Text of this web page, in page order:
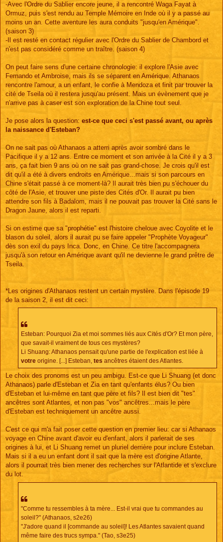
-Avec l'Ordre du Sablier encore jeune, il a rencontré Waga Fayat à
Ormuz, puis s'est rendu au Temple Mémoire en Inde où il y a passé au
moins un an. Cette aventure les aura conduits "jusqu'en Amérique".
(saison 3)
-Il est resté en contact régulier avec l'Ordre du Sablier de Chambord et
n'est pas considéré comme un traître. (saison 4)
On peut faire sens d'une certaine chronologie: il explore l'Asie avec
Fernando et Ambroise, mais ils se séparent en Amérique. Athanaos
rencontre l'amour, a un enfant, le confie à Mendoza et finit par trouver la
cité de Tseila où il restera jusqu'au présent. Mais un évènement que je
n'arrive pas à caser est son exploration de la Chine tout seul.
Je pose alors la question: est-ce que ceci s'est passé avant, ou après
la naissance d'Esteban?
On ne sait pas où Athanaos a atterri après avoir sombré dans le
Pacifique il y a 12 ans. Entre ce moment et son arrivée à la Cité il y a 3
ans, ça fait bien 9 ans où on ne sait pas grand-chose. Je crois qu'il est
dit qu'il a été à divers endroits en Amérique...mais si son parcours en
Chine s'était passé à ce moment-là? Il aurait très bien pu s'échouer du
côté de l'Asie, et trouver une piste des Cités d'Or. Il aurait pu bien
attendre son fils à Badalom, mais il ne pouvait pas trouver la Cité sans le
Dragon Jaune, alors il est reparti.
Si on estime que sa "prophétie" est l'histoire cheloue avec Coyolite et le
blason du soleil, alors il aurait pu se faire appeler "Prophète Voyageur"
dès son exil du pays Inca. Donc, en Chine. Ce titre l'accompagnera
jusqu'à son retour en Amérique avant qu'il ne devienne le grand prêtre de
Tseila.
*Les origines d'Athanaos restent un certain mystère. Dans l'épisode 19
de la saison 2, il est dit ceci:
Esteban: Pourquoi Zia et moi sommes liés aux Cités d'Or? Et mon père,
que savait-il vraiment de tous ces mystères?
Li Shuang: Athanaos pensait qu'une partie de l'explication est liée à
votre origine. [...] Esteban, tes ancêtres étaient des Atlantes.
Le choix des pronoms est un peu ambigu. Est-ce que Li Shuang (et donc
Athanaos) parle d'Esteban et Zia en tant qu'enfants élus? Ou bien
d'Esteban et lui-même en tant que père et fils? Il est bien dit "tes"
ancêtres sont Atlantes, et non pas "vos" ancêtres...mais le père
d'Esteban est techniquement un ancêtre aussi.
C'est ce qui m'a fait poser cette question en premier lieu: car si Athanaos
voyage en Chine avant d'avoir eu d'enfant, alors il parlerait de ses
origines à lui, et Li Shuang remet un pluriel derrière pour inclure Esteban.
Mais si il a eu un enfant dont il sait que la mère est d'origine Atlante,
alors il pourrait très bien mener des recherches sur l'Atlantide et s'exclure
du lot.
"Comme tu ressembles à ta mère... Est-il vrai que tu commandes au
soleil?" (Athanaos, s2e26)
"J'adore quand il [commande au soleil]! Les Atlantes savaient quand
même faire des trucs sympa." (Tao, s3e25)